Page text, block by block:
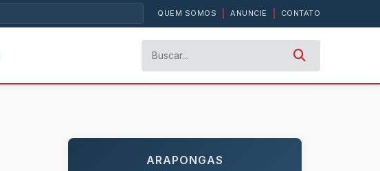
QUEM SOMOS ANUNCIE CONTATO
ARAPONGAS